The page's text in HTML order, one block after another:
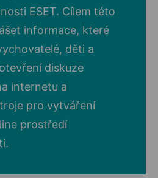
ESET. Cílem této
informace, které
děti a
diskuze
internetu a
pro vytváření
prostředí